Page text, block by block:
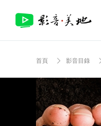
首頁 影音目錄